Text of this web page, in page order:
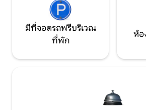
มีที่จอดรถฟรีบริเวณ
ที่พัก
ห้อ